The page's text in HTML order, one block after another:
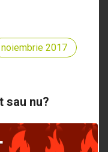
noiembrie 2017
sau nu?